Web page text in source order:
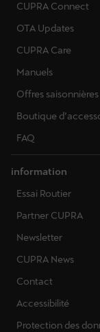
CUPRA Connect
OTA Updates
CUPRA Care
Manuels
Offres saisonnières
Boutique
FAQ
information
Essai Routier
Partner CUPRA
Newsletter
CUPRA News
Contact
Accessibilité
Protection des